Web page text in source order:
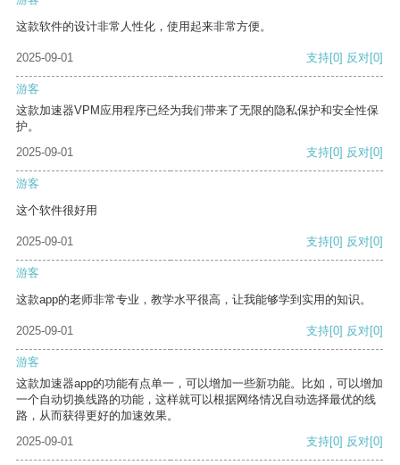
这款软件的设计非常人性化，使用起来非常方便。
2025-09-01 支持[0] 反对[0]
游客
这款加速器VPM应用程序已经为我们带来了无限的隐私保护和安全性保
护。
2025-09-01
支持[0] 反对[0]
游客
这个软件很好用
2025-09-01 支持[0] 反对[0]
游客
这款app的老师非常专业，教学水平很高，让我能够学到实用的知识。
2025-09-01 支持[0] 反对[0]
游客
这款加速器app的功能有点单一，可以增加一些新功能。比如，可以增加
一个自动切换线路的功能，这样就可以根据网络情况自动选择最优的线
路，从而获得更好的加速效果。
2025-09-01
支持[0] 反对[0]